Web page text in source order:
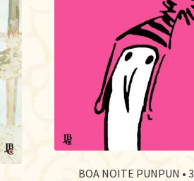
BOA NOITE PUNPUN • 3